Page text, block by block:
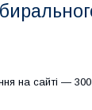
на сайті —